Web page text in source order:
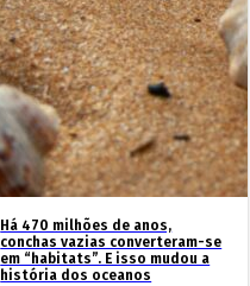
Há 470 milhões de anos,
conchas vazias converteram-se
em “habitats”. E isso mudou a
história dos oceanos